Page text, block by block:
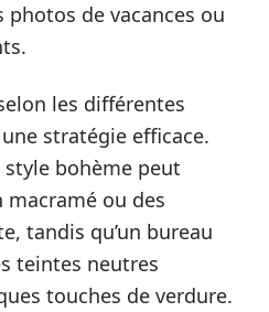
de vacances ou
les différentes
stratégie efficace.
style bohème peut
ou des
tandis qu’un bureau
teintes neutres
touches de verdure.